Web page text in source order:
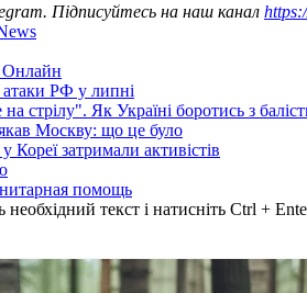
Підписуйтесь на наш канал
Онлайн
РФ у липні
стрілу". Як Україні боротись з
Москву: що це було
Кореї затримали активістів
помощь
текст і натисніть Ctrl +